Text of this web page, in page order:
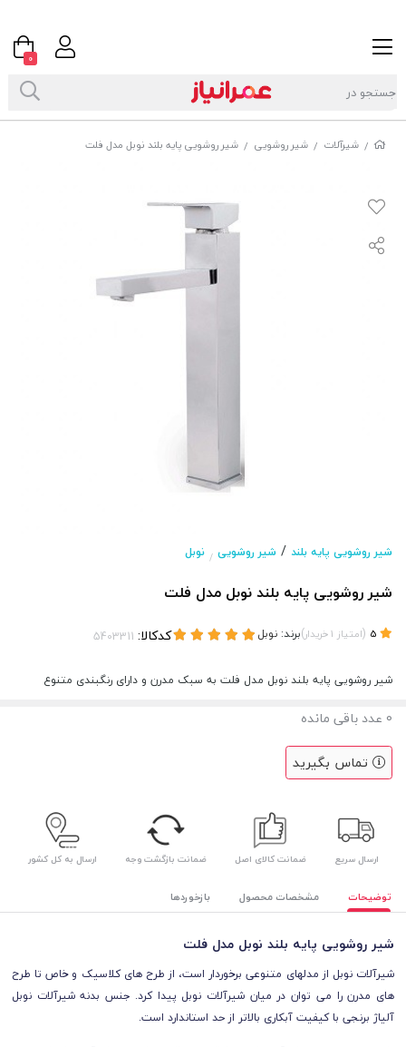
/ شیرآلات / شیر روشویی / شیر روشویی پایه بلند نوبل مدل فلت
شیر روشویی پایه بلند / شیر روشویی / نوبل
شیر روشویی پایه بلند نوبل مدل فلت
(امتیاز 1خریدار)برند: نوبل کدکالا:
شیر روشویی پایه بلند نوبل مدل فلت به سبک مدرن و دارای رنگبندی متنوع
0 عدد باقی مانده
تماس بگیرید
ارسال سریع ضمانت کالای اصل ضمانت بازگشت وجه ارسال به کل کشور
توضیحات مشخصات محصول بازخوردها
شیر روشویی پایه بلند نوبل مدل فلت
شیرآلات نوبل از مدلهای متنوعی برخوردار است، از طرح های کلاسیک و خاص تا طرح
های مدرن را می توان در میان شیرآلات نوبل پیدا کرد. جنس بدنه شیرآلات نوبل
آلیاژ برنجی با کیفیت آبکاری بالاتر از حد استاندارد است.
0